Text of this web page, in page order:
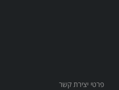
פרטי יצירת קשר